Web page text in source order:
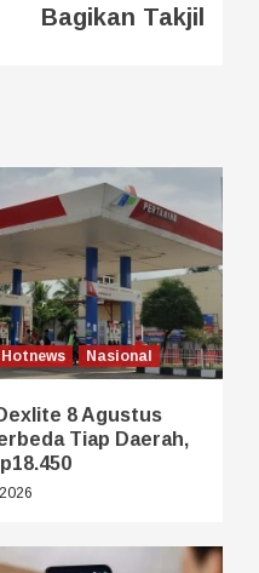
Bagikan Takjil
Hotnews Nasional
8 Agustus
Tiap Daerah,